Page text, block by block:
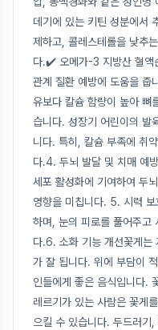
데기에 있는 키틴 성분에서
제하고, 콜레스테롤을 낮추
다.✔️ 오메가-3 지방산 혈액
관계 질환 예방에 도움을 줍
유보다 칼슘 함량이 높아 뼈
습니다. 성장기 어린이의 발
니다. 특히, 칼슘 부족에 취
다.4. 두뇌 발달 및 치매 예
세포 활성화에 기여하여 두
영향을 미칩니다. 5. 시력
하며, 눈의 피로를 풀어주고
다.6. 소화 기능 개선꽃게는
가 잘 됩니다. 위에 부담이
인들에게 좋은 음식입니다.
레르기가 있는 사람은 꽃게
으킬 수 있습니다. 두드러기